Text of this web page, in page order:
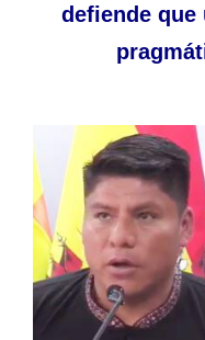
defiende que